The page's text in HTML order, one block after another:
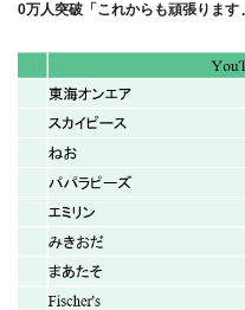
0万人突破「これからも頑張ります